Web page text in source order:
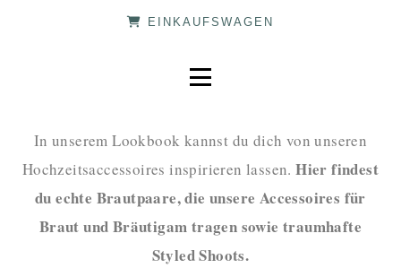
EINKAUFSWAGEN
In unserem Lookbook kannst du dich von unseren
Hochzeitsaccessoires inspirieren lassen.Hier findest
du echte Brautpaare, die unsere Accessoires für
Braut und Bräutigam tragen sowie traumhafte
Styled Shoots.